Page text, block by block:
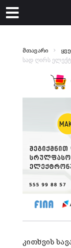
მთავარი
სად ღირს
კითხვის